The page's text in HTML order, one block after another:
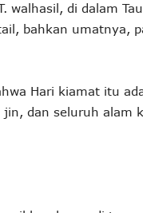
walhasil, di dalam
bahkan umatnya,
Hari kiamat itu
dan seluruh alam